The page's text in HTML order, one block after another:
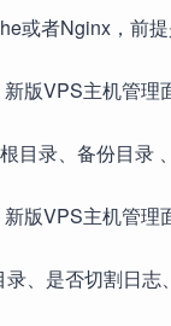
或者Nginx，前
目录、备份目录
、是否切割日志